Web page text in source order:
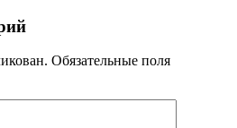
Обязательные поля